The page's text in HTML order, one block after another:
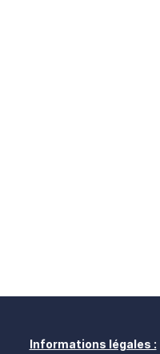
Informations légales :